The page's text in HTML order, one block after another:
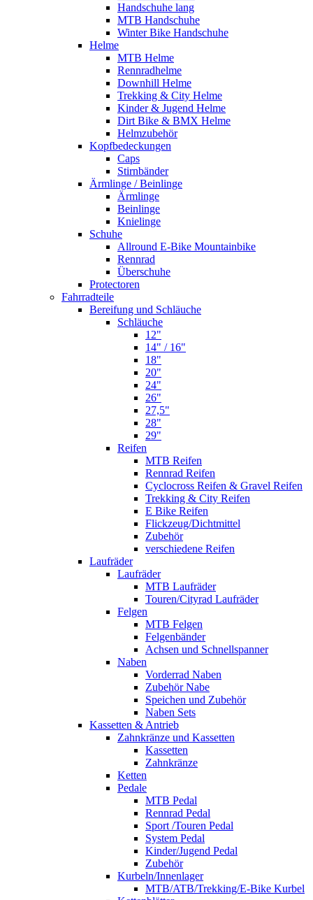
Handschuhe lang
MTB Handschuhe
Winter Bike Handschuhe
Helme
MTB Helme
Rennradhelme
Downhill Helme
Trekking & City Helme
Kinder & Jugend Helme
Dirt Bike & BMX Helme
Helmzubehör
Kopfbedeckungen
Caps
Stirnbänder
Ärmlinge / Beinlinge
Ärmlinge
Beinlinge
Knielinge
Schuhe
Allround E-Bike Mountainbike
Rennrad
Überschuhe
Protectoren
Fahrradteile
Bereifung und Schläuche
Schläuche
12"
14" / 16"
18"
20"
24"
26"
27,5"
28"
29"
Reifen
MTB Reifen
Rennrad Reifen
Cyclocross Reifen & Gravel Reifen
Trekking & City Reifen
E Bike Reifen
Flickzeug/Dichtmittel
Zubehör
verschiedene Reifen
Laufräder
Laufräder
MTB Laufräder
Touren/Cityrad Laufräder
Felgen
MTB Felgen
Felgenbänder
Achsen und Schnellspanner
Naben
Vorderrad Naben
Zubehör Nabe
Speichen und Zubehör
Naben Sets
Kassetten & Antrieb
Zahnkränze und Kassetten
Kassetten
Zahnkränze
Ketten
Pedale
MTB Pedal
Rennrad Pedal
Sport /Touren Pedal
System Pedal
Kinder/Jugend Pedal
Zubehör
Kurbeln/Innenlager
MTB/ATB/Trekking/E-Bike Kurbel